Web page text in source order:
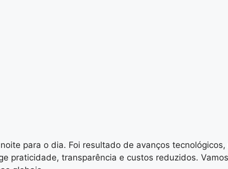
para o dia. Foi resultado de avanços
praticidade, transparência e custos reduzidos.